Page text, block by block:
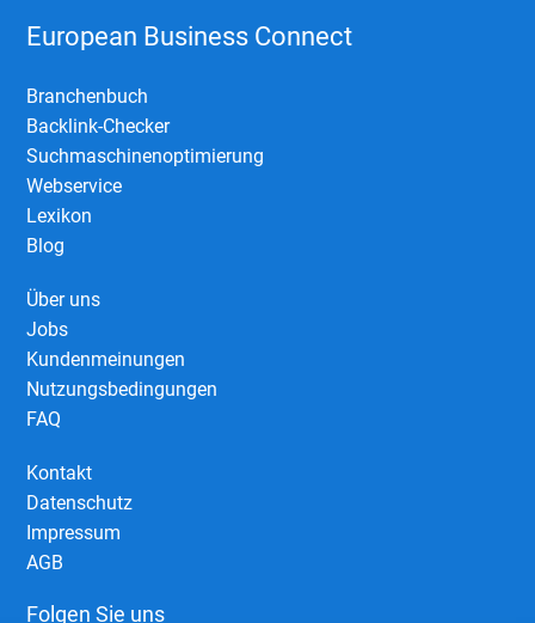
European Business Connect
Branchenbuch
Backlink-Checker
Suchmaschinenoptimierung
Webservice
Lexikon
Blog
Über uns
Jobs
Kundenmeinungen
Nutzungsbedingungen
FAQ
Kontakt
Datenschutz
Impressum
AGB
Folgen Sie uns